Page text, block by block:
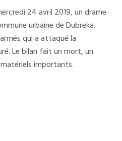
Un
Homme
Tué
Par
Des
Bandits
À
Kagbélé
24 avril 2019, un drame
urbaine de Dubreka.
qui a attaqué la
Le bilan fait un mort, un
importants.